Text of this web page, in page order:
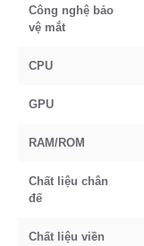
Công nghệ bảo
vệ mắt
CPU
GPU
RAM/ROM
Chất liệu chân
đế
Chất liệu viền